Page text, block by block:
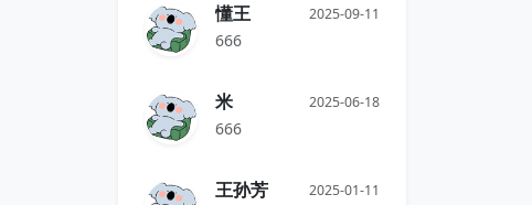
懂王 2025-09-11
666
米 2025-06-18
666
王孙芳 2025-01-11